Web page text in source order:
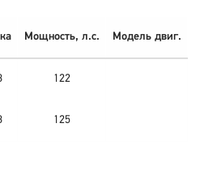
Мощность, л.с. Модель двиг.
122
125